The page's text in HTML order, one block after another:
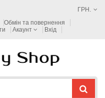
ГРН.
Обмін та повернення
Акаунт Вхід